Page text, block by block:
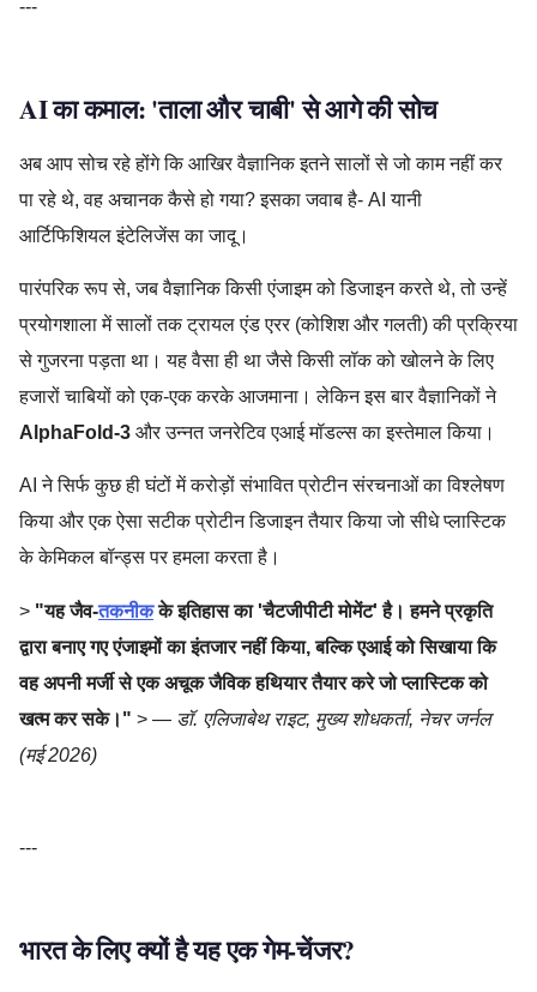
---
AI का कमाल: 'ताला और चाबी' से आगे की सोच
अब आप सोच रहे होंगे कि आखिर वैज्ञानिक इतने सालों से जो काम नहीं कर
पा रहे थे, वह अचानक कैसे हो गया? इसका जवाब है- AI यानी
आर्टिफिशियल इंटेलिजेंस का जादू।
पारंपरिक रूप से, जब वैज्ञानिक किसी एंजाइम को डिजाइन करते थे, तो उन्हें
प्रयोगशाला में सालों तक ट्रायल एंड एरर (कोशिश और गलती) की प्रक्रिया
से गुजरना पड़ता था। यह वैसा ही था जैसे किसी लॉक को खोलने के लिए
हजारों चाबियों को एक-एक करके आजमाना। लेकिन इस बार वैज्ञानिकों ने
AlphaFold-3 और उन्नत जनरेटिव एआई मॉडल्स का इस्तेमाल किया।
AI ने सिर्फ कुछ ही घंटों में करोड़ों संभावित प्रोटीन संरचनाओं का विश्लेषण
किया और एक ऐसा सटीक प्रोटीन डिजाइन तैयार किया जो सीधे प्लास्टिक
के केमिकल बॉन्ड्स पर हमला करता है।
> "यह जैव-तकनीकके इतिहास का 'चैटजीपीटी मोमेंट' है। हमने प्रकृति
द्वारा बनाए गए एंजाइमों का इंतजार नहीं किया, बल्कि एआई को सिखाया कि
वह अपनी मर्जी से एक अचूक जैविक हथियार तैयार करे जो प्लास्टिक को
खत्म कर सके।" > — डॉ. एलिजाबेथ राइट, मुख्य शोधकर्ता, नेचर जर्नल
(मई 2026)
---
भारत के लिए क्यों है यह एक गेम-चेंजर?